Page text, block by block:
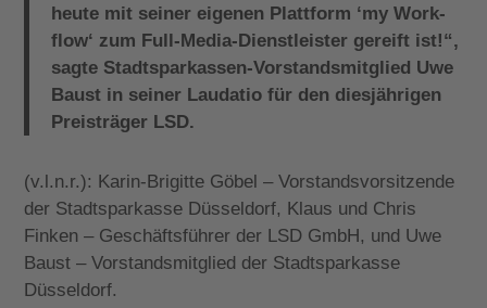
heute mit seiner eigenen Plattform ‘my Work-
flow‘ zum Full-Media-Dienstleister gereift ist!“,
sagte Stadtsparkassen-Vorstandsmitglied Uwe
Baust in seiner Laudatio für den diesjährigen
Preisträger LSD.
(v.l.n.r.): Karin-Brigitte Göbel – Vorstandsvorsitzende
der Stadtsparkasse Düsseldorf, Klaus und Chris
Finken – Geschäftsführer der LSD GmbH, und Uwe
Baust – Vorstandsmitglied der Stadtsparkasse
Düsseldorf.